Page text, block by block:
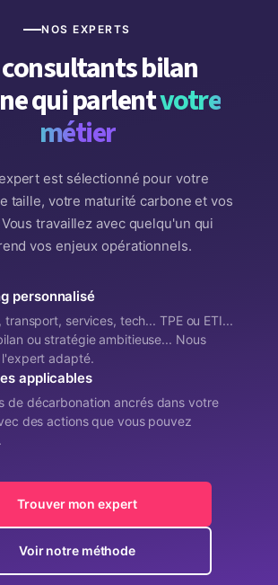
NOS EXPERTS
consultants bilan
qui parlentvotre
métier
est sélectionné pour votre
taille, votre maturité carbone et vos
travaillez avec quelqu'un qui
vos enjeux opérationnels.
personnalisé
transport, services, tech... TPE ou ETI...
ou stratégie ambitieuse... Nous
adapté.
applicables
de décarbonation ancrés dans votre
des actions que vous pouvez
Trouver mon expert
Voir notre méthode